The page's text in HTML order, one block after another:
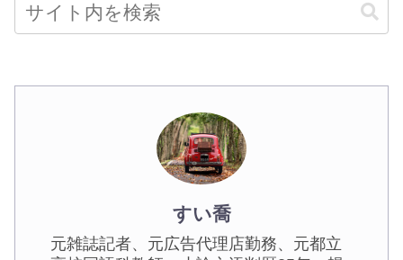
すい喬
元雑誌記者、元広告代理店勤務、元都立